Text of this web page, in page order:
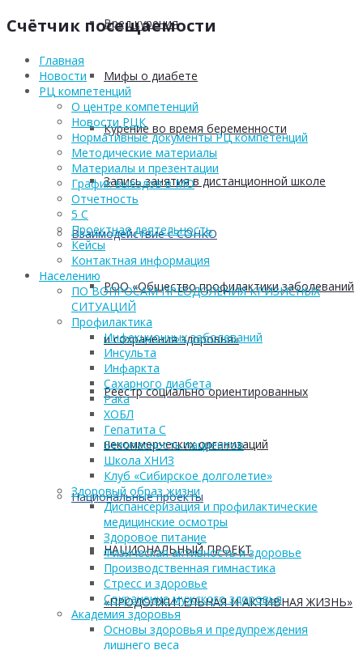
Вред курения
Мифы о диабете
Курение во время беременности
Запись занятия в дистанционной школе
Взаимодействие с СОНКО
РОО «Общество профилактики заболеваний
и сохранения здоровья»
Реестр социально ориентированных
некоммерческих организаций
Национальные проекты
НАЦИОНАЛЬНЫЙ ПРОЕКТ
«ПРОДОЛЖИТЕЛЬНАЯ И АКТИВНАЯ ЖИЗНЬ»
Счётчик посещаемости
Главная
Новости
РЦ компетенций
О центре компетенций
Новости РЦК
Нормативные документы РЦ компетенций
Методические материалы
Материалы и презентации
График выездов в МО
Отчетность
5 С
Проектная деятельность
Кейсы
Контактная информация
Населению
ПО ВОПРОСАМ ПРЕОДОЛЕНИЯ КРИЗИСНЫХ
СИТУАЦИЙ
Профилактика
Инфекционных заболеваний
Инсульта
Инфаркта
Сахарного диабета
Рака
ХОБЛ
Гепатита С
Безопасность пациентов
Школа ХНИЗ
Клуб «Сибирское долголетие»
Здоровый образ жизни
Диспансеризация и профилактические
медицинские осмотры
Здоровое питание
Физическая активность и здоровье
Производственная гимнастика
Стресс и здоровье
Сохранение мужского здоровья
Академия здоровья
Основы здоровья и предупреждения
лишнего веса